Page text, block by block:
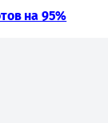
на 95%